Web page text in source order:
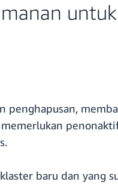
penghapusan,
baru dan yang